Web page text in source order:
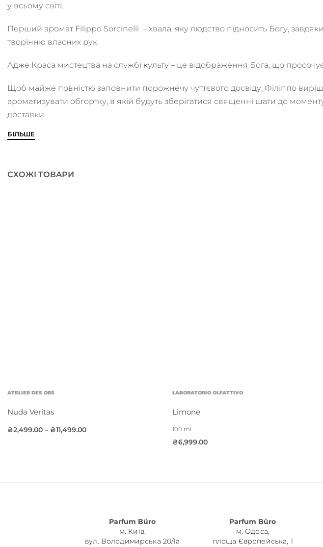
у всьому світі.
Перший аромат Filippo Sorcinelli – хвала, яку людство підносить Богу, завдяки
творінню власних рук.
Адже Краса мистецтва на службі культу – це відображення Бога, що
Щоб майже повністю заповнити порожнечу чуттєвого досвіду, Філіппо
ароматизувати обгортку, в якій будуть зберігатися священні шати до
доставки.
БІЛЬШЕ
СХОЖІ ТОВАРИ
ATELIER DES ORS
Nuda Veritas
₴2,499.00 – ₴11,499.00
LABORATORIO OLFATTIVO
Limone
100 ml
₴6,999.00
Parfum Büro
м. Київ,
вул. Володимирська 20/1а
Parfum Büro
м. Одеса,
площа Європейська, 1